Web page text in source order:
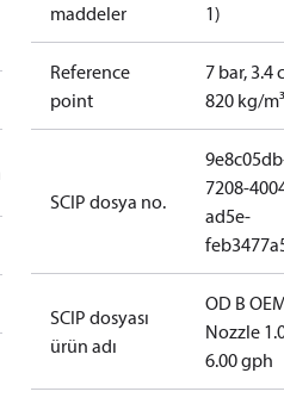
maddeler
1)
Reference
point
7 bar, 3.4
820 kg/m³
SCIP dosya no.
7208-
ad5e-
SCIP dosyası
ürün adı
OD B
Nozzle
6.00 gph